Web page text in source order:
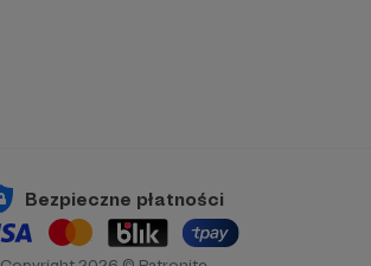
Bezpieczne płatności